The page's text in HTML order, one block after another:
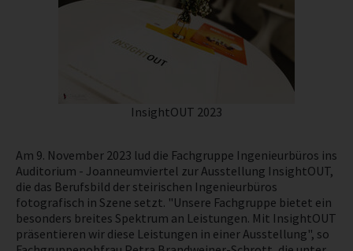
MITGLIEDER­VERZEICHNIS
SERVICE
PRÜFING
BETRIEBSCHECK
InsightOUT 2023
Am 9. November 2023 lud die Fachgruppe Ingenieurbüros ins
Auditorium - Joanneumviertel zur Ausstellung InsightOUT,
die das Berufsbild der steirischen Ingenieurbüros
fotografisch in Szene setzt. "Unsere Fachgruppe bietet ein
besonders breites Spektrum an Leistungen. Mit InsightOUT
präsentieren wir diese Leistungen in einer Ausstellung", so